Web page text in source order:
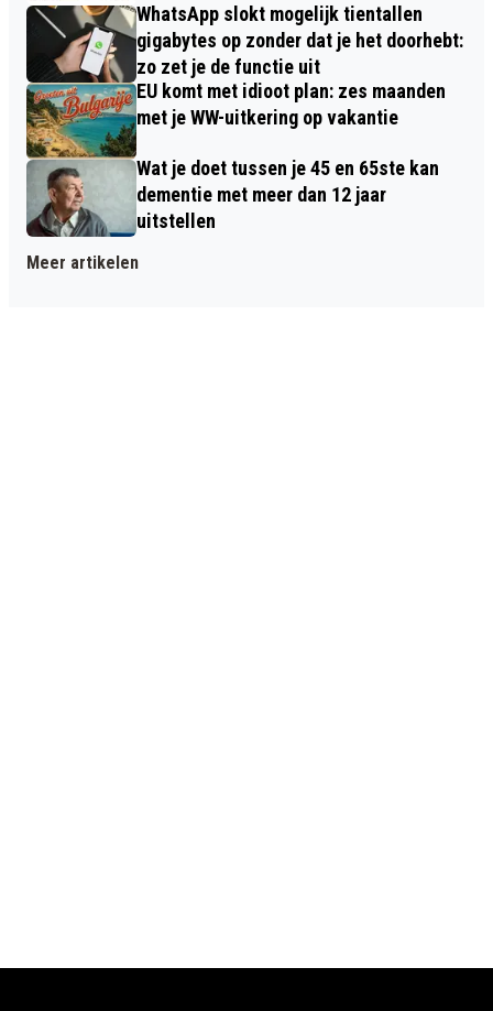
WhatsApp slokt mogelijk tientallen
gigabytes op zonder dat je het doorhebt:
zo zet je de functie uit
EU komt met idioot plan: zes maanden
met je WW-uitkering op vakantie
Wat je doet tussen je 45 en 65ste kan
dementie met meer dan 12 jaar
uitstellen
Meer artikelen